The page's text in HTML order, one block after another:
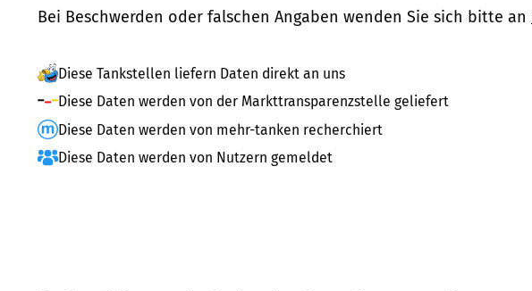
Bei Beschwerden oder falschen Angaben wenden Sie sich bitte an
Diese Tankstellen liefern Daten direkt an uns
Diese Daten werden von der Markttransparenzstelle geliefert
Diese Daten werden von mehr-tanken recherchiert
Diese Daten werden von Nutzern gemeldet